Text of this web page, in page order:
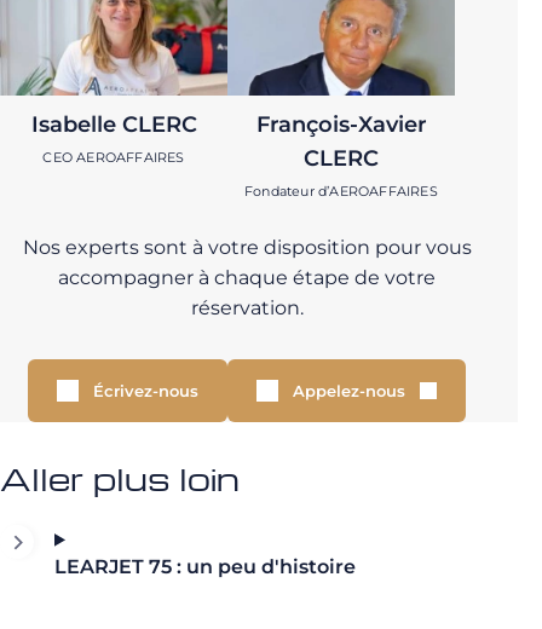
Isabelle CLERC
CEO AEROAFFAIRES
François-Xavier
CLERC
Fondateur d’AEROAFFAIRES
Nos experts sont à votre disposition pour vous
accompagner à chaque étape de votre
réservation.
Écrivez-nous Appelez-nous
Aller plus loin
LEARJET 75 : un peu d'histoire